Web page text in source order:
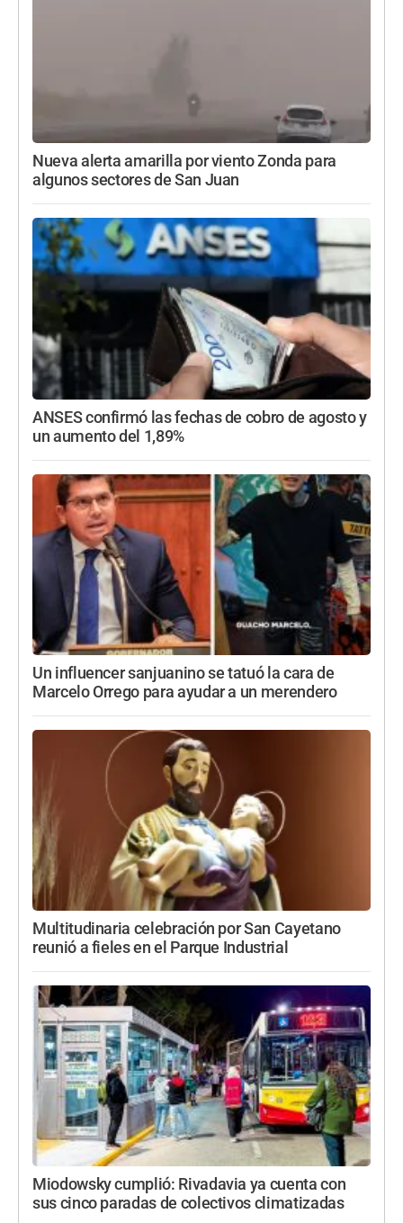
Nueva alerta amarilla por viento Zonda para
algunos sectores de San Juan
ANSES confirmó las fechas de cobro de agosto y
un aumento del 1,89%
Un influencer sanjuanino se tatuó la cara de
Marcelo Orrego para ayudar a un merendero
Multitudinaria celebración por San Cayetano
reunió a fieles en el Parque Industrial
Miodowsky cumplió: Rivadavia ya cuenta con
sus cinco paradas de colectivos climatizadas